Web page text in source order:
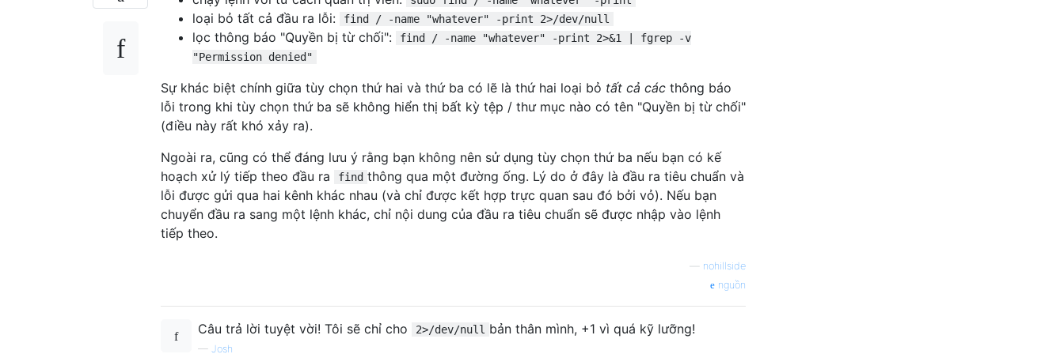
loại bỏ tất cả đầu ra lỗi: find / -name "whatever" -print 2>/dev/null
lọc thông báo "Quyền bị từ chối":
find / -name "whatever" -print 2>&1 | fgrep -v
"Permission denied"
Sự khác biệt chính giữa tùy chọn thứ hai và thứ ba có lẽ là thứ hai loại bỏ tất cả các thông báo
lỗi trong khi tùy chọn thứ ba sẽ không hiển thị bất kỳ tệp / thư mục nào có tên "Quyền bị từ chối"
(điều này rất khó xảy ra).
Ngoài ra, cũng có thể đáng lưu ý rằng bạn không nên sử dụng tùy chọn thứ ba nếu bạn có kế
hoạch xử lý tiếp theo đầu ra
find thông qua một đường ống. Lý do ở đây là đầu ra tiêu chuẩn và
lỗi được gửi qua hai kênh khác nhau (và chỉ được kết hợp trực quan sau đó bởi vỏ). Nếu bạn
chuyển đầu ra sang một lệnh khác, chỉ nội dung của đầu ra tiêu chuẩn sẽ được nhập vào lệnh
tiếp theo.
nohillside
nguồn
Câu trả lời tuyệt vời! Tôi sẽ chỉ cho 2>/dev/null bản thân mình, +1 vì quá kỹ lưỡng!
— Josh